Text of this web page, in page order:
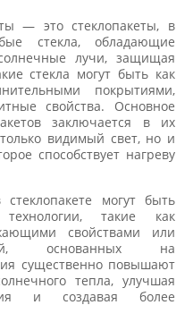
— это стеклопакеты, в
стекла, обладающие
лучи, защищая
стекла могут быть как
покрытиями,
свойства. Основное
заключается в их
видимый свет, но и
способствует нагреву
могут быть
такие как
свойствами или
основанных на
существенно повышают
тепла, улучшая
и создавая более